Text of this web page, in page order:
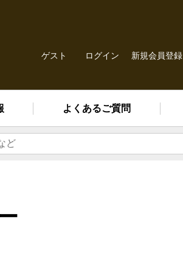
ゲスト ログイン
新規会員登録
よくあるご質問